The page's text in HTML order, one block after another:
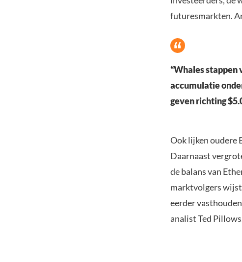
futuresmarkten.
“Whales stappen
accumulatie
geven richting
Ook lijken oudere
Daarnaast
de balans van
marktvolgers
eerder
analist Ted